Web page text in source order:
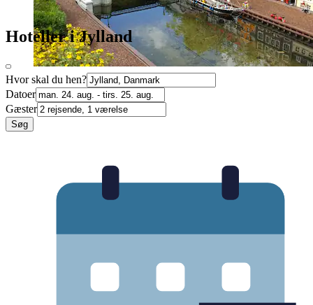
Hoteller i Jylland
Hvor skal du hen?
Datoer
Gæster
Søg